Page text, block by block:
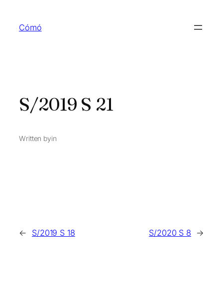
content
Cómó
S/2019 S 21
Written byin
← S/2019 S 18 S/2020 S 8 →